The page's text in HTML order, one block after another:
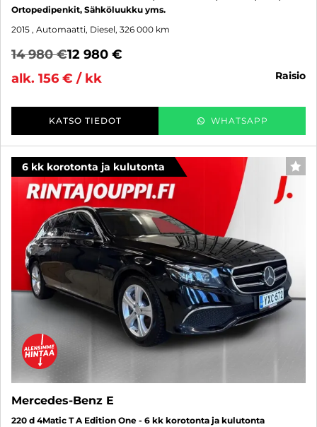
Ortopedipenkit, Sähköluukku yms.
2015 , Automaatti, Diesel, 326 000 km
14 980 €12 980 €
alk. 156 € / kk
raisio
KATSO TIEDOT WHATSAPP
6 kk korotonta ja kulutonta
Mercedes-Benz E
220 d 4Matic T A Edition One - 6 kk korotonta ja kulutonta